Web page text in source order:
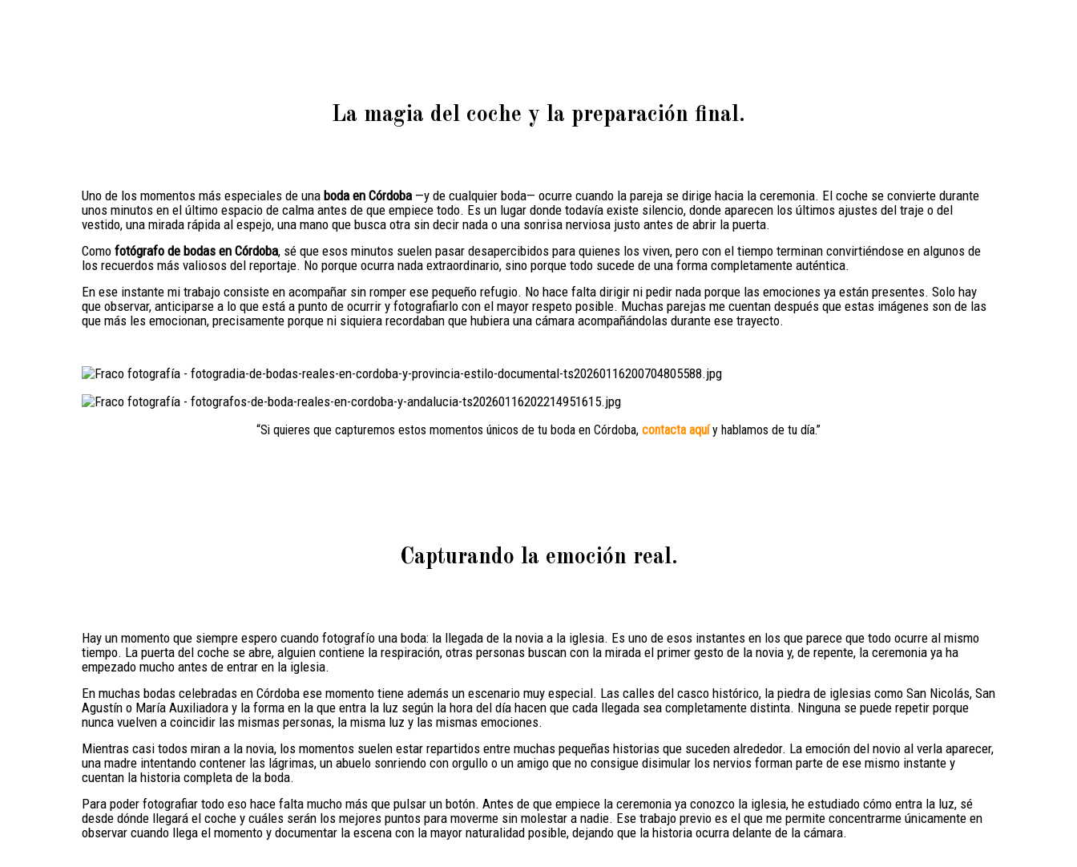
La magia del coche y la preparación final.
Uno de los momentos más especiales de una boda en Córdoba —y de cualquier boda— ocurre cuando la pareja se dirige hacia la ceremonia. El coche se convierte durante
unos minutos en el último espacio de calma antes de que empiece todo. Es un lugar donde todavía existe silencio, donde aparecen los últimos ajustes del traje o del
vestido, una mirada rápida al espejo, una mano que busca otra sin decir nada o una sonrisa nerviosa justo antes de abrir la puerta.
Como fotógrafo de bodas en Córdoba, sé que esos minutos suelen pasar desapercibidos para quienes los viven, pero con el tiempo terminan convirtiéndose en algunos de
los recuerdos más valiosos del reportaje. No porque ocurra nada extraordinario, sino porque todo sucede de una forma completamente auténtica.
En ese instante mi trabajo consiste en acompañar sin romper ese pequeño refugio. No hace falta dirigir ni pedir nada porque las emociones ya están presentes. Solo hay
que observar, anticiparse a lo que está a punto de ocurrir y fotografiarlo con el mayor respeto posible. Muchas parejas me cuentan después que estas imágenes son de las
que más les emocionan, precisamente porque ni siquiera recordaban que hubiera una cámara acompañándolas durante ese trayecto.
“Si quieres que capturemos estos momentos únicos de tu boda en Córdoba, contacta aquí y hablamos de tu día.”
Capturando la emoción real.
Hay un momento que siempre espero cuando fotografío una boda: la llegada de la novia a la iglesia. Es uno de esos instantes en los que parece que todo ocurre al mismo
tiempo. La puerta del coche se abre, alguien contiene la respiración, otras personas buscan con la mirada el primer gesto de la novia y, de repente, la ceremonia ya ha
empezado mucho antes de entrar en la iglesia.
En muchas bodas celebradas en Córdoba ese momento tiene además un escenario muy especial. Las calles del casco histórico, la piedra de iglesias como San Nicolás, San
Agustín o María Auxiliadora y la forma en la que entra la luz según la hora del día hacen que cada llegada sea completamente distinta. Ninguna se puede repetir porque
nunca vuelven a coincidir las mismas personas, la misma luz y las mismas emociones.
Mientras casi todos miran a la novia, los momentos suelen estar repartidos entre muchas pequeñas historias que suceden alrededor. La emoción del novio al verla aparecer,
una madre intentando contener las lágrimas, un abuelo sonriendo con orgullo o un amigo que no consigue disimular los nervios forman parte de ese mismo instante y
cuentan la historia completa de la boda.
Para poder fotografiar todo eso hace falta mucho más que pulsar un botón. Antes de que empiece la ceremonia ya conozco la iglesia, he estudiado cómo entra la luz, sé
desde dónde llegará el coche y cuáles serán los mejores puntos para moverme sin molestar a nadie. Ese trabajo previo es el que me permite concentrarme únicamente en
observar cuando llega el momento y documentar la escena con la mayor naturalidad posible, dejando que la historia ocurra delante de la cámara.